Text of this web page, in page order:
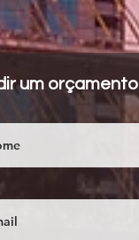
um orçamento